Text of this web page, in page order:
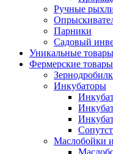
Ручные
Парники
Садовый
Уникальные товары
Фермерские товары
Инкубаторы
Маслобойки